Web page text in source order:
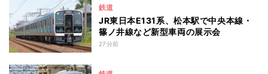
鉄道
JR東日本E131系、松本駅で中央本線・
篠ノ井線など新型車両の展示会
27分前